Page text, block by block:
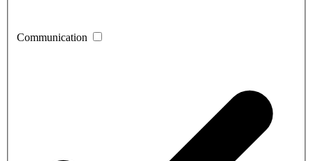
Communication